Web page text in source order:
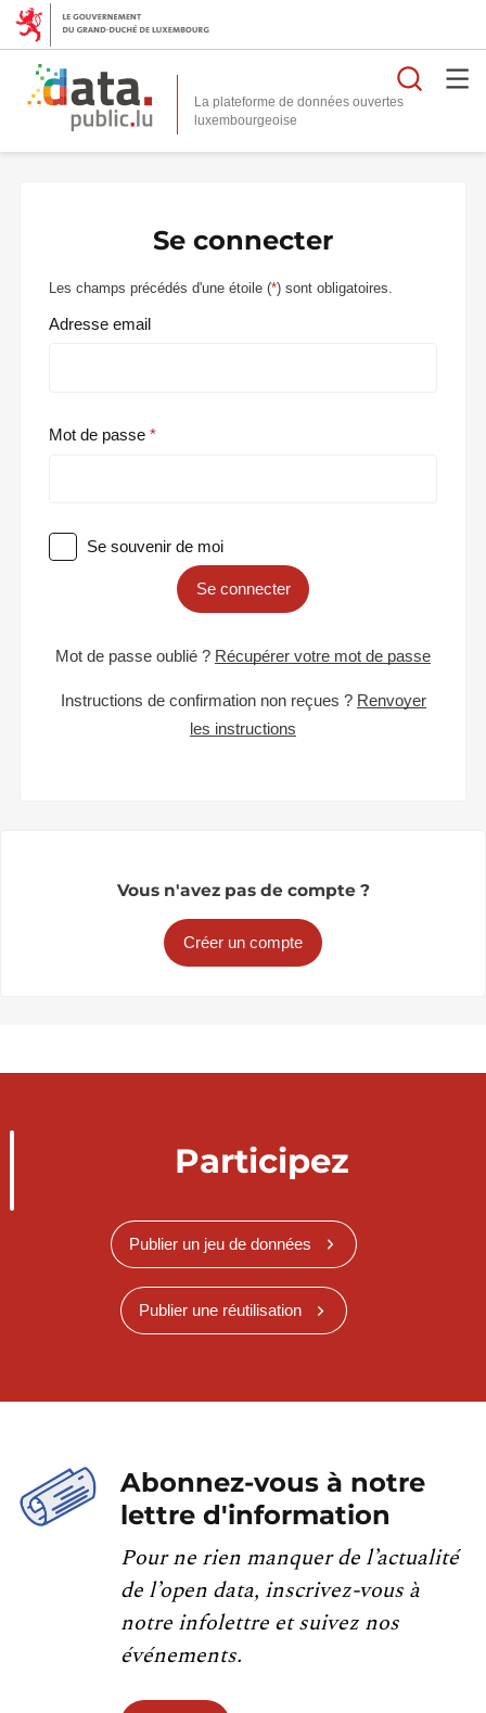
La plateforme de données ouvertes
Se connecter
Les champs précédés d'une étoile (*) sont obligatoires.
Adresse email
Mot de passe
Se souvenir de moi
Se connecter
Mot de passe oublié ? Récupérer votre mot de passe
Instructions de confirmation non reçues ? Renvoyer
les instructions
Vous n'avez pas de compte ?
Créer un compte
Participez
Publier un jeu de données
Publier une réutilisation
Abonnez-vous à notre
lettre d'information
Pour ne rien manquer de l’actualité
de l’open data, inscrivez-vous à
notre infolettre et suivez nos
événements.